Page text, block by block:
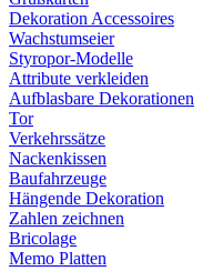
Dekoration Accessoires
Wachstumseier
Styropor-Modelle
Attribute verkleiden
Aufblasbare Dekorationen
Tor
Verkehrssätze
Nackenkissen
Baufahrzeuge
Hängende Dekoration
Zahlen zeichnen
Bricolage
Memo Platten